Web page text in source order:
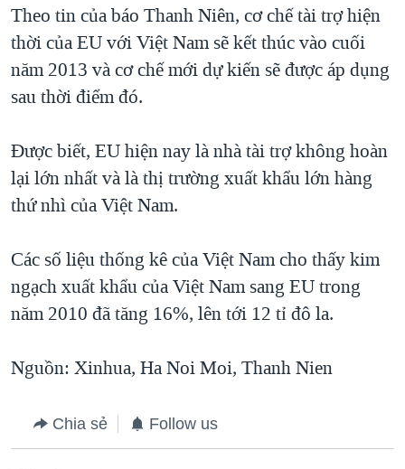
Theo tin của báo Thanh Niên, cơ chế tài trợ hiện
thời của EU với Việt Nam sẽ kết thúc vào cuối
năm 2013 và cơ chế mới dự kiến sẽ được áp dụng
sau thời điểm đó.
Được biết, EU hiện nay là nhà tài trợ không hoàn
lại lớn nhất và là thị trường xuất khẩu lớn hàng
thứ nhì của Việt Nam.
Các số liệu thống kê của Việt Nam cho thấy kim
ngạch xuất khẩu của Việt Nam sang EU trong
năm 2010 đã tăng 16%, lên tới 12 tỉ đô la.
Nguồn: Xinhua, Ha Noi Moi, Thanh Nien
Chia sẻ Follow us